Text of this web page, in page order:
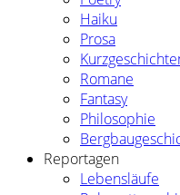
Haiku
Prosa
Romane
Fantasy
Philosophie
Reportagen
Lebensläufe